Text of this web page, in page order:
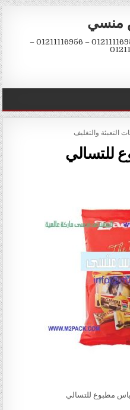
منسي
ماركة المهندس منسي العالمية 01211116954 – 01211116956 –
التعبئة والتغليف
للتسالي
مطبوع للتسالي